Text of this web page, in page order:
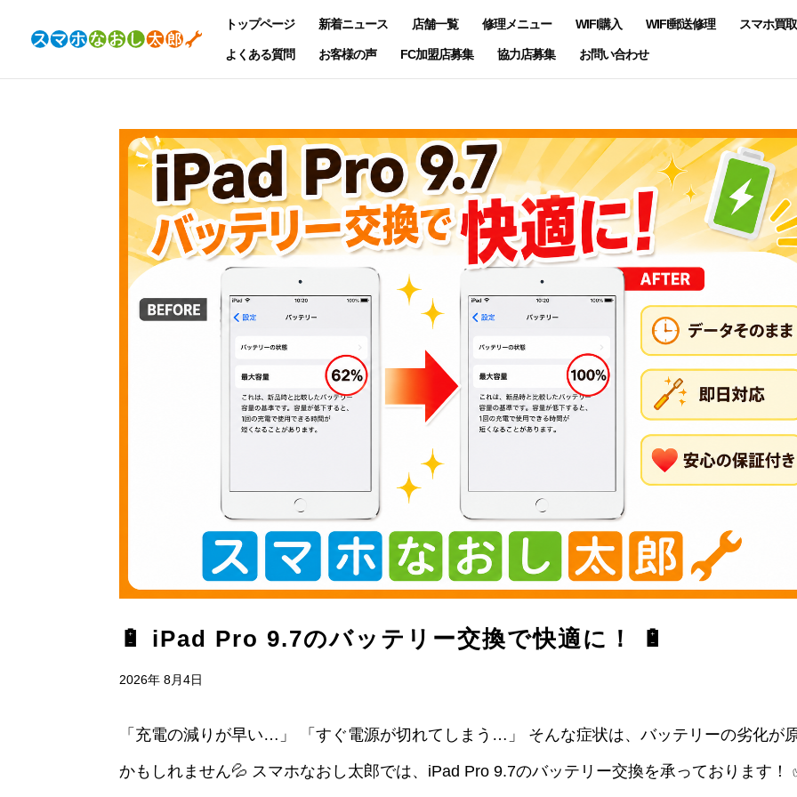
トップページ 新着ニュース 店舗一覧 修理メニュー WIFI購入 WIFI郵送修理 スマホ買取
よくある質問 お客様の声 FC加盟店募集 協力店募集 お問い合わせ
🔋 iPad Pro 9.7のバッテリー交換で快適に！ 🔋
2026年 8月4日
「充電の減りが早い…」 「すぐ電源が切れてしまう…」 そんな症状は、バッテリーの劣化が
かもしれません💦 スマホなおし太郎では、iPad Pro 9.7のバッテリー交換を承っております！